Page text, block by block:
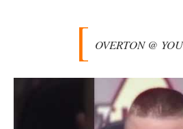
vor 3 Stunden zu:
Urteil des Bundesverwaltungsgerichts zur
Der Deep-State braucht Feinde wie ein Fisch
erschafft bessere Feinde als…
Ferdinand Wohlgewiehertvor 3 Stunden
OVERTON @